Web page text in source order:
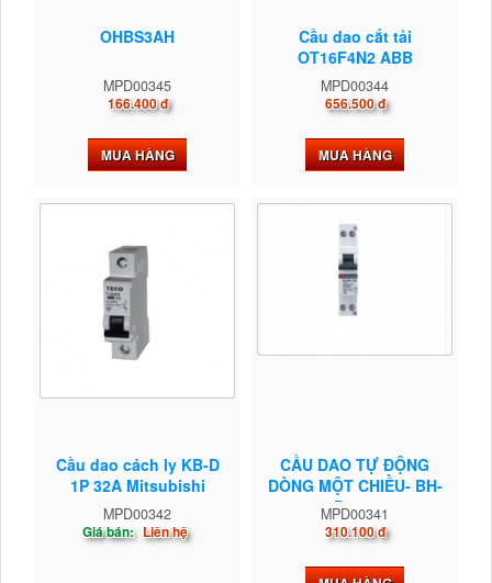
OHBS3AH
MPD00345
166.400 đ
MUA HÀNG
Cầu dao cắt tải
OT16F4N2 ABB
MPD00344
656.500 đ
MUA HÀNG
Cầu dao cách ly KB-D
1P 32A Mitsubishi
MPD00342
Giá bán: Liên hệ
CẦU DAO TỰ ĐỘNG
DÒNG MỘT CHIỀU- BH-
D10...
MPD00341
310.100 đ